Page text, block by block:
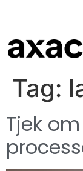
Tag:
Tjek